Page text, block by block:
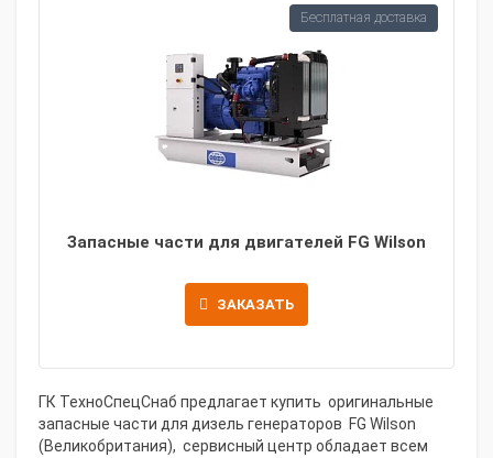
Запасные части для двигателей FG Wilson
ЗАКАЗАТЬ
Бесплатная доставка
ГК ТехноСпецСнаб предлагает купить оригинальные
запасные части для дизель генераторов FG Wilson
(Великобритания), сервисный центр обладает всем